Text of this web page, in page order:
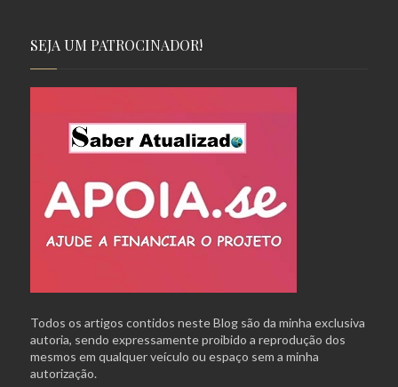
SEJA UM PATROCINADOR!
Todos os artigos contidos neste Blog são da minha exclusiva
autoria, sendo expressamente proibido a reprodução dos
mesmos em qualquer veículo ou espaço sem a minha
autorização.